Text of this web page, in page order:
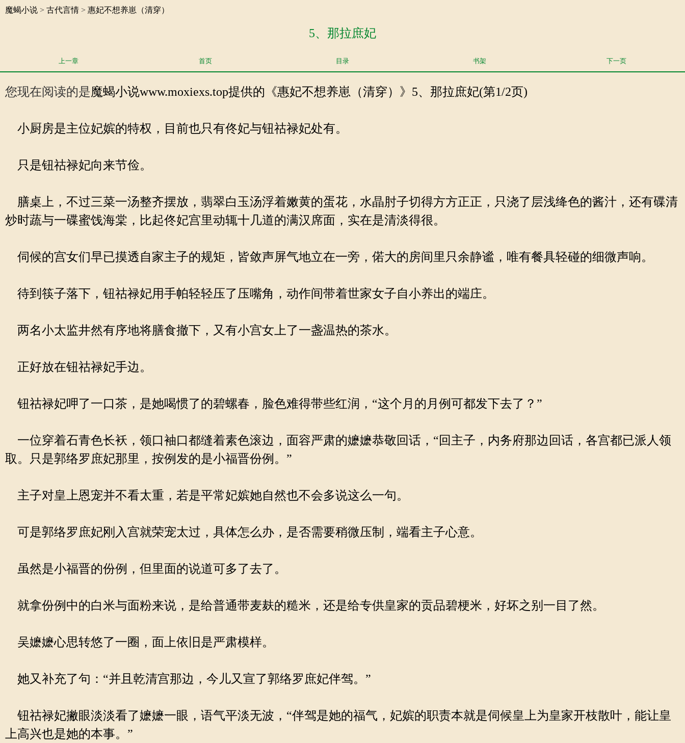
魔蝎小说 > 古代言情 > 惠妃不想养崽（清穿）
5、那拉庶妃
上一章 首页 目录 书架 下一页
您现在阅读的是魔蝎小说www.moxiexs.top提供的《惠妃不想养崽（清穿）》5、那拉庶妃(第1/2页)
小厨房是主位妃嫔的特权，目前也只有佟妃与钮祜禄妃处有。
只是钮祜禄妃向来节俭。
膳桌上，不过三菜一汤整齐摆放，翡翠白玉汤浮着嫩黄的蛋花，水晶肘子切得方方正正，只浇了层浅绛色的酱汁，还有碟清
炒时蔬与一碟蜜饯海棠，比起佟妃宫里动辄十几道的满汉席面，实在是清淡得很。
伺候的宫女们早已摸透自家主子的规矩，皆敛声屏气地立在一旁，偌大的房间里只余静谧，唯有餐具轻碰的细微声响。
待到筷子落下，钮祜禄妃用手帕轻轻压了压嘴角，动作间带着世家女子自小养出的端庄。
两名小太监井然有序地将膳食撤下，又有小宫女上了一盏温热的茶水。
正好放在钮祜禄妃手边。
钮祜禄妃呷了一口茶，是她喝惯了的碧螺春，脸色难得带些红润，“这个月的月例可都发下去了？”
一位穿着石青色长袄，领口袖口都缝着素色滚边，面容严肃的嬷嬷恭敬回话，“回主子，内务府那边回话，各宫都已派人领
取。只是郭络罗庶妃那里，按例发的是小福晋份例。”
主子对皇上恩宠并不看太重，若是平常妃嫔她自然也不会多说这么一句。
可是郭络罗庶妃刚入宫就荣宠太过，具体怎么办，是否需要稍微压制，端看主子心意。
虽然是小福晋的份例，但里面的说道可多了去了。
就拿份例中的白米与面粉来说，是给普通带麦麸的糙米，还是给专供皇家的贡品碧梗米，好坏之别一目了然。
吴嬷嬷心思转悠了一圈，面上依旧是严肃模样。
她又补充了句：“并且乾清宫那边，今儿又宣了郭络罗庶妃伴驾。”
钮祜禄妃撇眼淡淡看了嬷嬷一眼，语气平淡无波，“伴驾是她的福气，妃嫔的职责本就是伺候皇上为皇家开枝散叶，能让皇
上高兴也是她的本事。”